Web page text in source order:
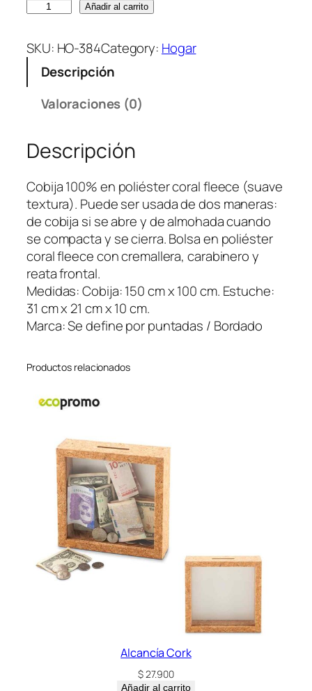
b
i
a
r
k
c
a
n
t
i
d
a
d
Añadir al carrito
SKU: HO-384Category: Hogar
Descripción
Valoraciones (0)
Descripción
Cobija 100% en poliéster coral fleece (suave
textura). Puede ser usada de dos maneras:
de cobija si se abre y de almohada cuando
se compacta y se cierra. Bolsa en poliéster
coral fleece con cremallera, carabinero y
reata frontal.
Medidas: Cobija: 150 cm x 100 cm. Estuche:
31 cm x 21 cm x 10 cm.
Marca: Se define por puntadas / Bordado
Productos relacionados
Alcancía Cork
$27.900
Añadir al carrito